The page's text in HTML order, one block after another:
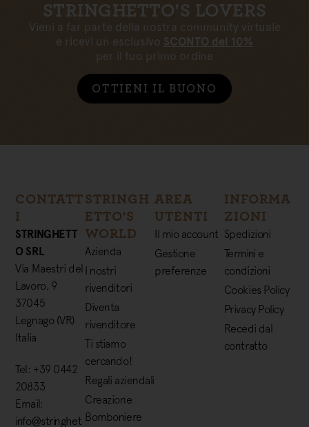
STRINGHETTO'S LOVERS
Vieni a far parte della nostra community virtuale
e ricevi un esclusivo SCONTO del 10%
per il tuo primo ordine
OTTIENI IL BUONO
CONTATT
I
STRINGHETT
O SRL
Via Maestri del
Lavoro, 9
37045
Legnago (VR)
Italia
Tel: +39 0442
20833
Email:
info@stringhet
STRINGH
ETTO'S
WORLD
Azienda
I nostri
rivenditori
Diventa
rivenditore
Ti stiamo
cercando!
Regali aziendali
Creazione
Bomboniere
AREA
UTENTI
Il mio account
Gestione
preferenze
INFORMA
ZIONI
Spedizioni
Termini e
condizioni
Cookies Policy
Privacy Policy
Recedi dal
contratto